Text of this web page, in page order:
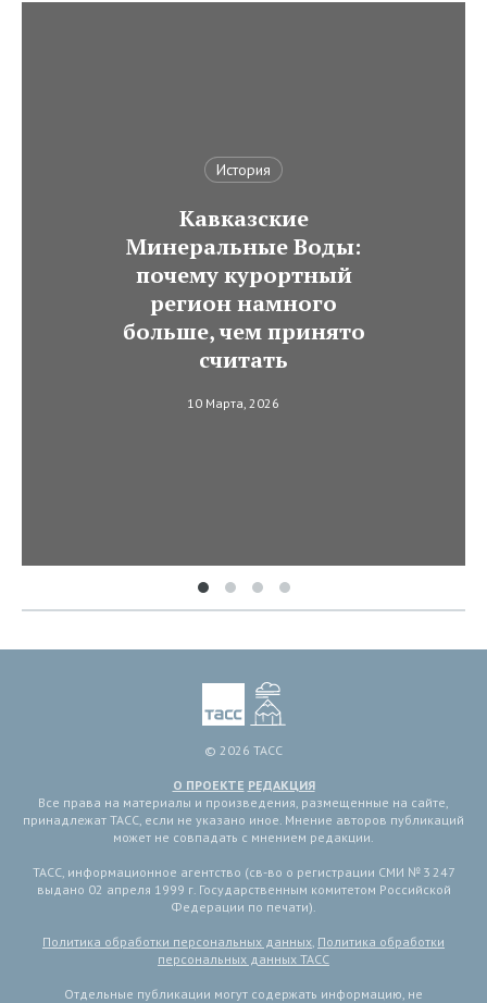
История
Кавказские
Минеральные Воды:
почему курортный
регион намного
больше, чем принято
считать
10 Марта, 2026
© 2026 ТАСС
О ПРОЕКТЕ РЕДАКЦИЯ
Все права на материалы и произведения, размещенные на сайте,
принадлежат ТАСС, если не указано иное. Мнение авторов публикаций
может не совпадать с мнением редакции.
ТАСС, информационное агентство (св-во о регистрации СМИ № 3 247
выдано 02 апреля 1999 г. Государственным комитетом Российской
Федерации по печати).
Политика обработки персональных данных, Политика обработки
персональных данных ТАСС
Отдельные публикации могут содержать информацию, не